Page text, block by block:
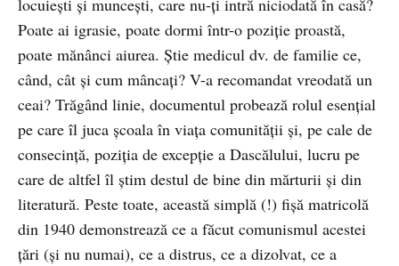
locuiești și muncești, care nu-ți intră niciodată în casă?
Poate ai igrasie, poate dormi într-o poziție proastă,
poate mănânci aiurea. Știe medicul dv. de familie ce,
când, cât și cum mâncați? V-a recomandat vreodată un
ceai? Trăgând linie, documentul probează rolul esențial
pe care îl juca școala în viața comunității și, pe cale de
consecință, poziția de excepție a Dascălului, lucru pe
care de altfel îl știm destul de bine din mărturii și din
literatură. Peste toate, această simplă (!) fișă matricolă
din 1940 demonstrează ce a făcut comunismul acestei
țări (și nu numai), ce a distrus, ce a dizolvat, ce a